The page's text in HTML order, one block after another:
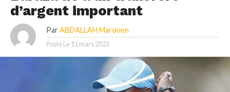
d’argent important
Par ABDALLAH Marouen
Posté Le 11 mars 2021